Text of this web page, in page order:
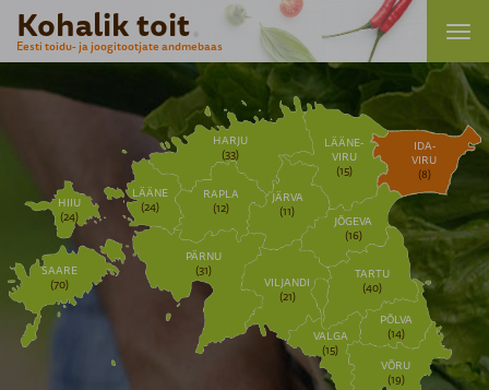
Kohalik toit
Eesti toidu- ja joogitootjate andmebaas
HARJU
(33)
LÄÄNE-
VIRU
(15)
IDA-
VIRU
(8)
HIIU
(24)
LÄÄNE
(24)
RAPLA
(12)
JÄRVA
(11)
JÕGEVA
(16)
SAARE
(70)
PÄRNU
(31)
VILJANDI
(21)
TARTU
(40)
VALGA
(15)
PÕLVA
(14)
VÕRU
(19)